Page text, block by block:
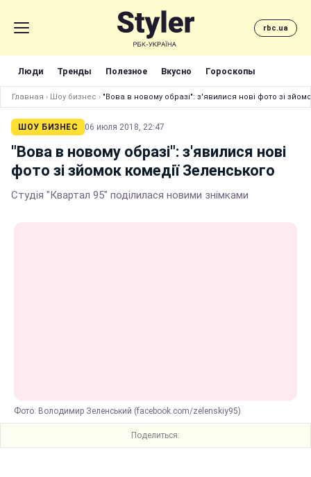
rbc.ua
Люди Тренды Полезное Вкусно Гороскопы
Главная › Шоу бизнес › "Вова в новому образі": з'явилися нові фото зі
ШОУ БИЗНЕС 06 июля 2018, 22:47
"Вова в новому образі": з'явилися нові
фото зі зйомок комедії Зеленського
Студія "Квартал 95" поділилася новими знімками
Фото: Володимир Зеленський (facebook.com/zelenskiy95)
Поделиться: